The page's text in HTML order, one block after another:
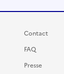
Contact
FAQ
Presse